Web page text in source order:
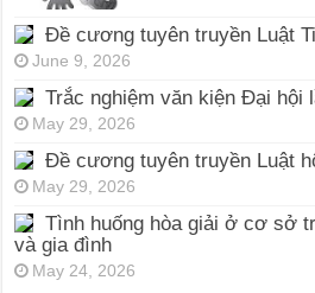
Đề cương tuyên truyền Luật
June 9, 2026
Trắc nghiệm văn kiện Đại hội
May 29, 2026
Đề cương tuyên truyền Luật
May 29, 2026
Tình huống hòa giải ở cơ sở
và gia đình
May 24, 2026